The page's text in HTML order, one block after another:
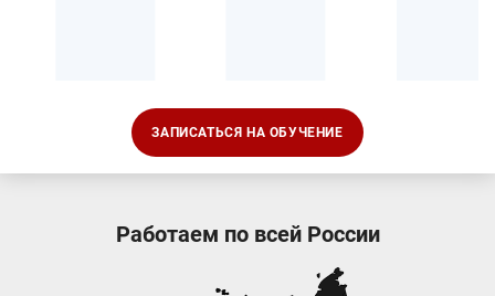
ЗАПИСАТЬСЯ НА ОБУЧЕНИЕ
Работаем по всей России